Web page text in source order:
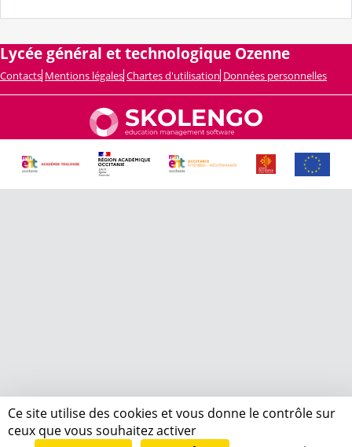
Lycée général et technologique Ozenne
Contacts Mentions légales Chartes d'utilisation Données personnelles
Ce site utilise des cookies et vous donne le contrôle sur
ceux que vous souhaitez activer